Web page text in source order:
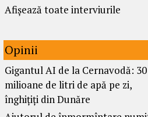
Afișează toate interviurile
Opinii
Gigantul AI de la Cernavodă:
milioane de litri de apă pe zi,
înghițiți din Dunăre